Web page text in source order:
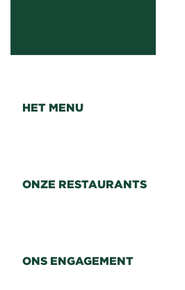
HET MENU
ONZE RESTAURANTS
ONS ENGAGEMENT